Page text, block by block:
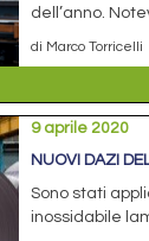
dell’anno.
di Marco Torricelli
9 aprile 2020
NUOVI DAZI
Sono stati
inossidabile